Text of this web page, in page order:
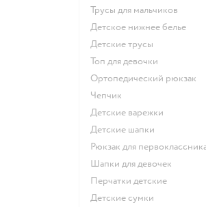
Трусы для мальчиков
Детское нижнее белье
Детские трусы
Топ для девочки
Ортопедический рюкзак
Чепчик
Детские варежки
Детские шапки
Рюкзак для
Шапки для девочек
Перчатки детские
Детские сумки